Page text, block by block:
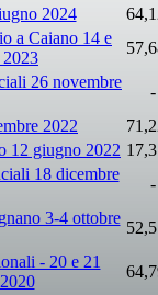
2024
a Caiano 14 e
2023
26 novembre
-
2022
12 giugno 2022
18 dicembre
-
3-4 ottobre
- 20 e 21